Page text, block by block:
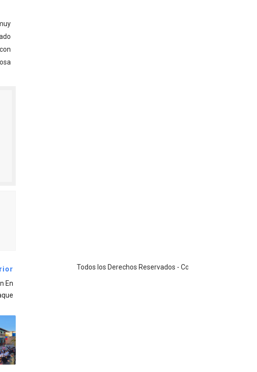
En
Todos los Derechos Reservados - Copyright ©2026 / PS /